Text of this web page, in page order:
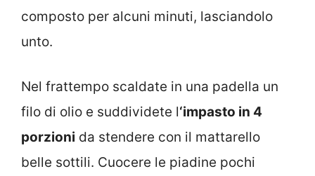
composto per alcuni minuti, lasciandolo
unto.
Nel frattempo scaldate in una padella un
filo di olio e suddividete l‘impasto in 4
porzioni da stendere con il mattarello
belle sottili. Cuocere le piadine pochi